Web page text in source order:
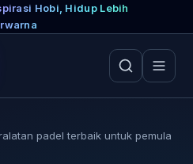
Hobi, Hidup Lebih
padel terbaik untuk pemula